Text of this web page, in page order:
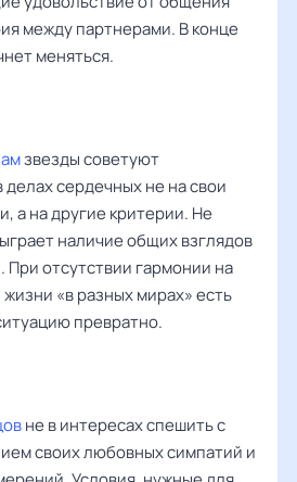
между партнерами. В конце
меняться.
звезды советуют
сердечных не на свои
а на другие критерии. Не
наличие общих взглядов
отсутствии гармонии на
«в разных мирах» есть
превратно.
не в интересах спешить с
своих любовных симпатий и